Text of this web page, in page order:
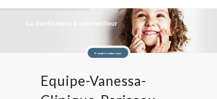
La dentisterie à son meilleur
Prendre rendez-vous
Equipe-Vanessa-